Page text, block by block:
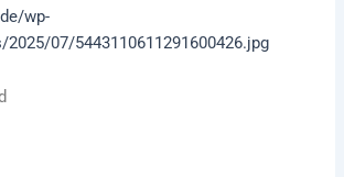
wp-
07/5443110611291600426.jpg